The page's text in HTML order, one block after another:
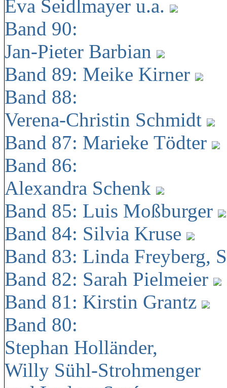
Eva Seidlmayer u.a.
Band 90:
Jan-Pieter Barbian
Band 89: Meike Kirner
Band 88:
Verena-Christin Schmidt
Band 87: Marieke Tödter
Band 86:
Alexandra Schenk
Band 85: Luis Moßburger
Band 84: Silvia Kruse
Band 83: Linda Freyberg,
Band 82: Sarah Pielmeier
Band 81: Kirstin Grantz
Band 80:
Stephan Holländer,
Willy Sühl-Strohmenger